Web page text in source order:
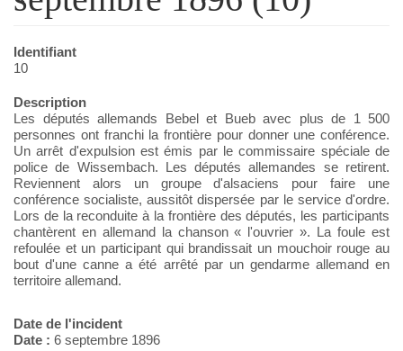
Identifiant
10
Description
Les députés allemands Bebel et Bueb avec plus de 1 500
personnes ont franchi la frontière pour donner une conférence.
Un arrêt d'expulsion est émis par le commissaire spéciale de
police de Wissembach. Les députés allemandes se retirent.
Reviennent alors un groupe d'alsaciens pour faire une
conférence socialiste, aussitôt dispersée par le service d'ordre.
Lors de la reconduite à la frontière des députés, les participants
chantèrent en allemand la chanson « l'ouvrier ». La foule est
refoulée et un participant qui brandissait un mouchoir rouge au
bout d'une canne a été arrêté par un gendarme allemand en
territoire allemand.
Date de l'incident
Date : 6 septembre 1896